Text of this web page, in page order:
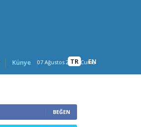
Künye 07 Ağustos 2026, Cuma
TR EN
BEĞEN